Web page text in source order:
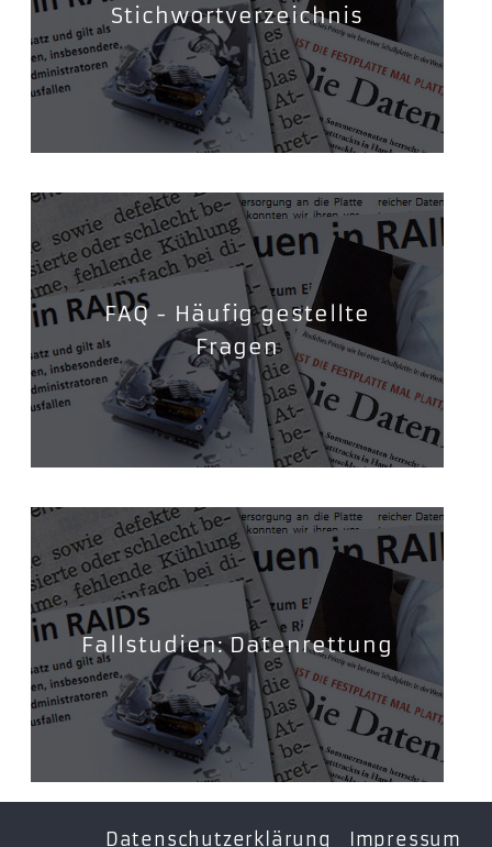
Stichwortverzeichnis
FAQ - Häufig gestellte
Fragen
Fallstudien: Datenrettung
Datenschutzerklärung Impressum